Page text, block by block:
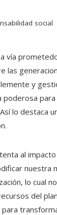
social
vía
las
y
lo destaca
al
nuestra
lo cual
del